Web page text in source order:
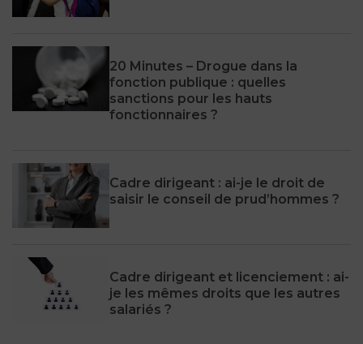
20 Minutes – Drogue dans la
fonction publique : quelles
sanctions pour les hauts
fonctionnaires ?
Cadre dirigeant : ai-je le droit de
saisir le conseil de prud’hommes ?
Cadre dirigeant et licenciement : ai-
je les mêmes droits que les autres
salariés ?